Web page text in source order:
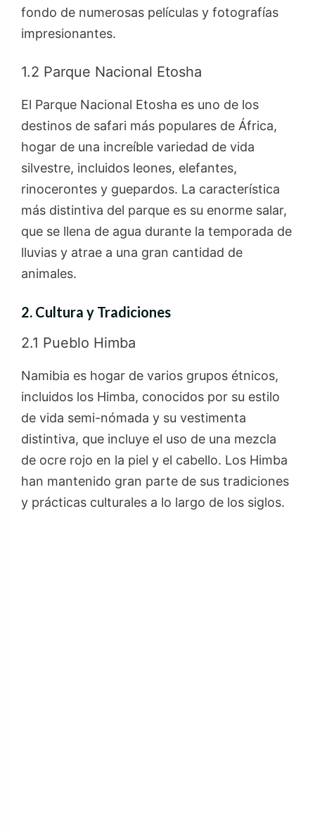
fondo de numerosas películas y fotografías
impresionantes.
1.2 Parque Nacional Etosha
El Parque Nacional Etosha es uno de los
destinos de safari más populares de África,
hogar de una increíble variedad de vida
silvestre, incluidos leones, elefantes,
rinocerontes y guepardos. La característica
más distintiva del parque es su enorme salar,
que se llena de agua durante la temporada de
lluvias y atrae a una gran cantidad de
animales.
2. Cultura y Tradiciones
2.1 Pueblo Himba
Namibia es hogar de varios grupos étnicos,
incluidos los Himba, conocidos por su estilo
de vida semi-nómada y su vestimenta
distintiva, que incluye el uso de una mezcla
de ocre rojo en la piel y el cabello. Los Himba
han mantenido gran parte de sus tradiciones
y prácticas culturales a lo largo de los siglos.